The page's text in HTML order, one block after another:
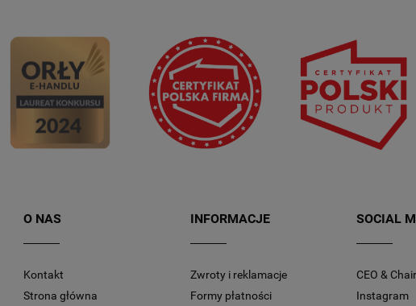
O NAS
Kontakt
Strona główna
INFORMACJE
Zwroty i reklamacje
Formy płatności
SOCIAL
CEO &
Instagram